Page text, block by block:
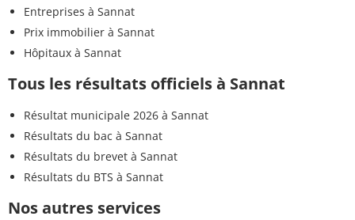
Entreprises à Sannat
Prix immobilier à Sannat
Hôpitaux à Sannat
Tous les résultats officiels à Sannat
Résultat municipale 2026 à Sannat
Résultats du bac à Sannat
Résultats du brevet à Sannat
Résultats du BTS à Sannat
Nos autres services